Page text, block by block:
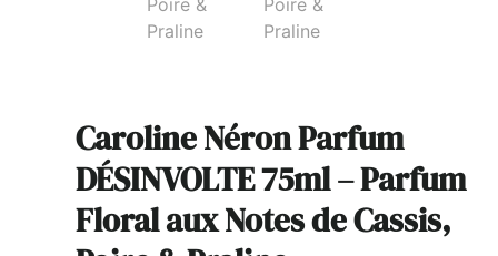
Caroline Néron Parfum
DÉSINVOLTE 75ml – Parfum
Floral aux Notes de Cassis,